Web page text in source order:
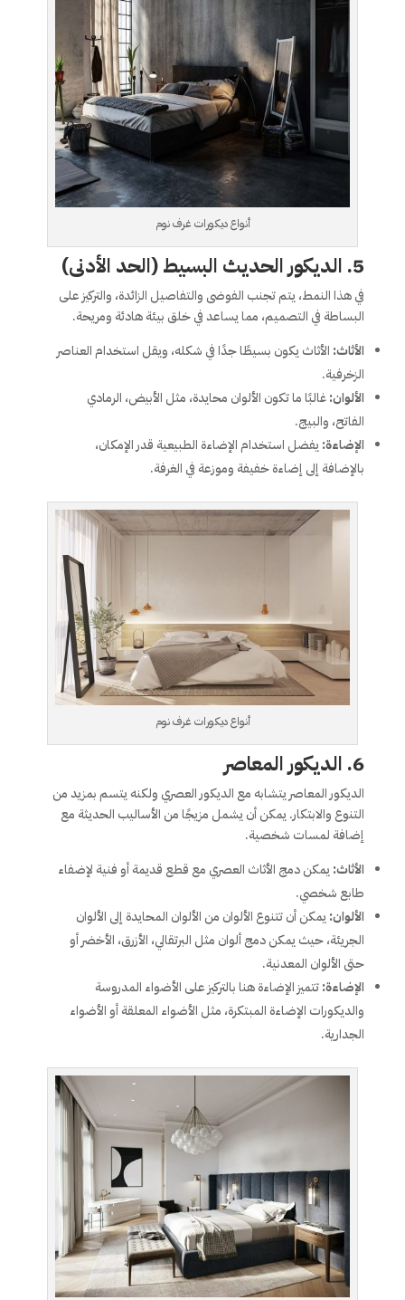
أنواع ديكورات غرف نوم
5. الديكور الحديث البسيط (الحد الأدنى)
في هذا النمط، يتم تجنب الفوضى والتفاصيل الزائدة، والتركيز على
البساطة في التصميم، مما يساعد في خلق بيئة هادئة ومريحة.
الأثاث: الأثاث يكون بسيطًا جدًا في شكله، ويقل استخدام العناصر
الزخرفية.
الألوان:غالبًا ما تكون الألوان محايدة، مثل الأبيض، الرمادي
الفاتح، والبيج.
الإضاءة: يفضل استخدام الإضاءة الطبيعية قدر الإمكان،
بالإضافة إلى إضاءة خفيفة وموزعة في الغرفة.
أنواع ديكورات غرف نوم
6. الديكور المعاصر
الديكور المعاصر يتشابه مع الديكور العصري ولكنه يتسم بمزيد من
التنوع والابتكار. يمكن أن يشمل مزيجًا من الأساليب الحديثة مع
إضافة لمسات شخصية.
الأثاث:يمكن دمج الأثاث العصري مع قطع قديمة أو فنية لإضفاء
طابع شخصي.
الألوان:يمكن أن تتنوع الألوان من الألوان المحايدة إلى الألوان
الجريئة، حيث يمكن دمج ألوان مثل البرتقالي، الأزرق، الأخضر أو
حتى الألوان المعدنية.
الإضاءة:تتميز الإضاءة هنا بالتركيز على الأضواء المدروسة
والديكورات الإضاءة المبتكرة، مثل الأضواء المعلقة أو الأضواء
الجدارية.